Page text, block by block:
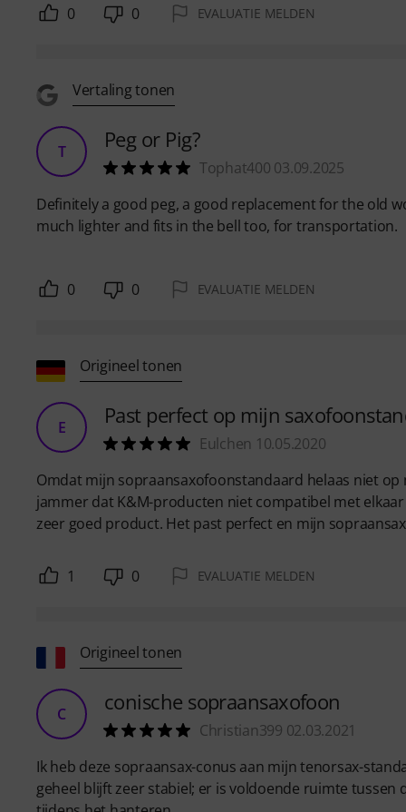
0 0 EVALUATIE MELDEN
Vertaling tonen
T Peg or Pig?
Tophat400 03.09.2025
Definitely a good peg, a good replacement for the old
much lighter and fits in the bell too, for transportation.
0 0 EVALUATIE MELDEN
Origineel tonen
E Past perfect op mijn
Eulchen 10.05.2020
Omdat mijn sopraansaxofoonstandaard helaas niet
jammer dat K&M-producten niet compatibel met
zeer goed product. Het past perfect en mijn
1 0 EVALUATIE MELDEN
Origineel tonen
C conische sopraansaxofoon
Christian399 02.03.2021
Ik heb deze sopraansax-conus aan mijn tenorsax-
geheel blijft zeer stabiel; er is voldoende ruimte